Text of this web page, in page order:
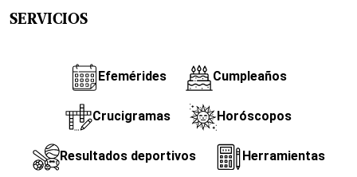
SERVICIOS
Efemérides Cumpleaños
Crucigramas Horóscopos
Resultados deportivos Herramientas